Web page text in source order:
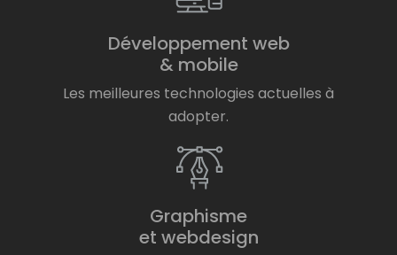
Développement web
& mobile
Les meilleures technologies actuelles à
adopter.
Graphisme
et webdesign